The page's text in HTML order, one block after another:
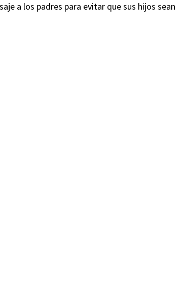
a los padres para evitar que sus hijos sean